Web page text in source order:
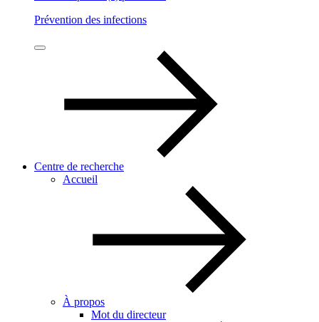
Prévention des infections
Centre de recherche
Accueil
À propos
Mot du directeur